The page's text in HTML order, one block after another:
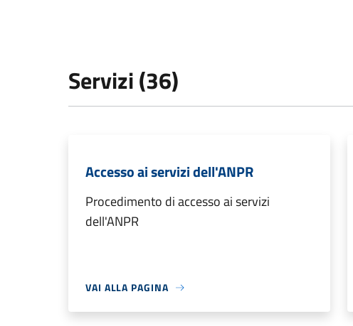
Servizi (36)
Accesso ai servizi dell'ANPR
Procedimento di accesso ai servizi
dell'ANPR
VAI ALLA PAGINA